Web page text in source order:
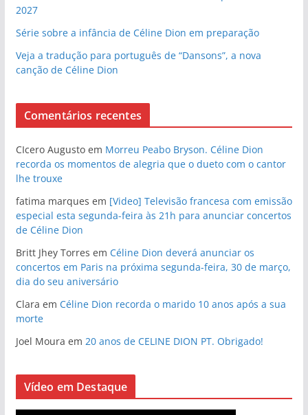
2027
Série sobre a infância de Céline Dion em preparação
Veja a tradução para português de “Dansons”, a nova
canção de Céline Dion
Comentários recentes
CIcero Augustoem Morreu Peabo Bryson. Céline Dion
recorda os momentos de alegria que o dueto com o cantor
lhe trouxe
fatima marques em [Video] Televisão francesa com emissão
especial esta segunda-feira às 21h para anunciar concertos
de Céline Dion
Britt Jhey Torres em Céline Dion deverá anunciar os
concertos em Paris na próxima segunda-feira, 30 de março,
dia do seu aniversário
Clara em Céline Dion recorda o marido 10 anos após a sua
morte
Joel Moura em 20 anos de CELINE DION PT. Obrigado!
Vídeo em Destaque